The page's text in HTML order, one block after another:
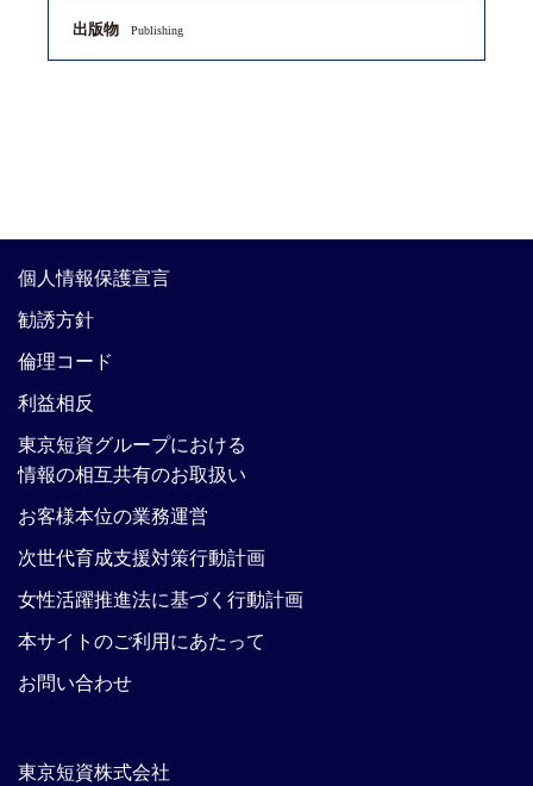
出版物 Publishing
東京短資株式会社
個人情報保護宣言
勧誘方針
倫理コード
利益相反
東京短資グループにおける
情報の相互共有のお取扱い
お客様本位の業務運営
次世代育成支援対策行動計画
女性活躍推進法に基づく行動計画
本サイトのご利用にあたって
お問い合わせ